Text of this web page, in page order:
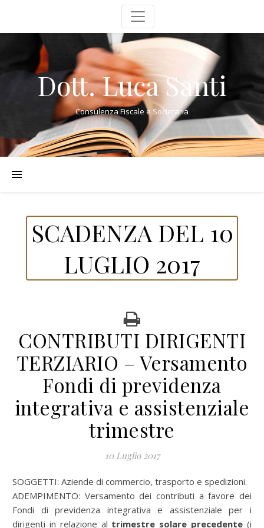
Dott. Luca Santi
Consulenza Fiscale e Societaria
SCADENZA DEL 10
LUGLIO 2017
CONTRIBUTI DIRIGENTI
TERZIARIO – Versamento
Fondi di previdenza
integrativa e assistenziale
trimestre
10 Luglio 2017
SOGGETTI: Aziende di commercio, trasporto e spedizioni.
ADEMPIMENTO: Versamento dei contributi a favore dei
Fondi di previdenza integrativa e assistenziale per i
dirigenti in relazione al trimestre solare precedente (i